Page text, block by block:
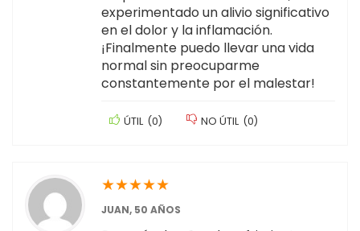
experimentado un alivio significativo
en el dolor y la inflamación.
¡Finalmente puedo llevar una vida
normal sin preocuparme
constantemente por el malestar!
ÚTIL (0) NO ÚTIL (0)
★★★★★
JUAN, 50 AÑOS